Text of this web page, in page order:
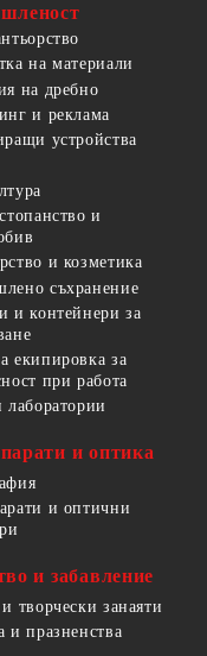
на материали
на дребно
и реклама
устройства
и
и козметика
съхранение
и контейнери за
екипировка за
при работа
лаборатории
и оптика
и оптични
и забавление
творчески занаяти
и празненства